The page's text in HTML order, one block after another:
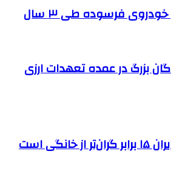
بزرگ در عمده تعهدات ارزی
است